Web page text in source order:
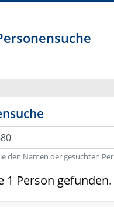
den Namen der gesuchten
1 Person gefunden.